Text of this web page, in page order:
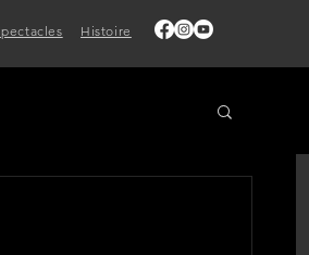
Histoire